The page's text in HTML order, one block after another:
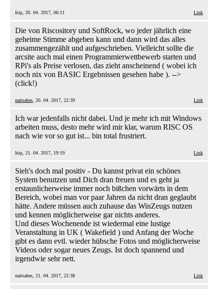
Isip, 20. 04. 2017, 06:11 Link
Die von Riscository und SoftRock, wo jeder jährlich eine
geheime Stimme abgeben kann und dann wird das alles
zusammengezählt und aufgeschrieben. Vielleicht sollte die
arcsite auch mal einen Programmierwettbewerb starten und
RPi's als Preise verlosen, das zieht anscheinend ( wobei ich
noch nix von BASIC Ergebnissen gesehen habe ). -->
(click!)
naitsabes , 20. 04. 2017, 22:39 Link
Ich war jedenfalls nicht dabei. Und je mehr ich mit Windows
arbeiten muss, desto mehr wird mir klar, warum RISC OS
nach wie vor so gut ist... bin total frustriert.
Isip, 21. 04. 2017, 19:19 Link
Sieh's doch mal positiv - Du kannst privat ein schönes
System benutzen und Dich dran freuen und es geht ja
erstaunlicherweise immer noch bißchen vorwärts in dem
Bereich, wobei man vor paar Jahren da nicht dran geglaubt
hätte. Andere müssen auch zuhause das WinZeugs nutzen
und kennen möglicherweise gar nichts anderes.
Und dieses Wochenende ist wiedermal eine lustige
Veranstaltung in UK ( Wakefield ) und Anfang der Woche
gibt es dann evtl. wieder hübsche Fotos und möglicherweise
Videos oder sogar neues Zeugs. Ist doch spannend und
irgendwie sehr nett.
naitsabes, 21. 04. 2017, 22:38 Link